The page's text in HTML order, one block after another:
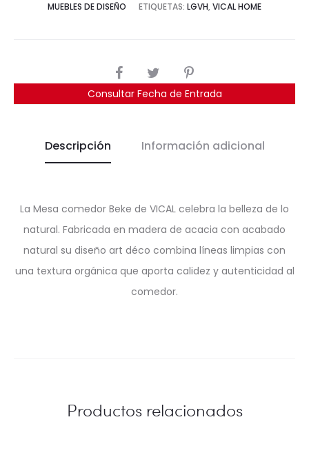
Consultar Fecha de Entrada
MUEBLES DE DISEÑO
ETIQUETAS: LGVH, VICAL HOME
COMPARTIR
Descripción Información adicional
La Mesa comedor Beke de VICAL celebra la belleza de lo
natural. Fabricada en madera de acacia con acabado
natural su diseño art déco combina líneas limpias con
una textura orgánica que aporta calidez y autenticidad al
comedor.
Productos relacionados